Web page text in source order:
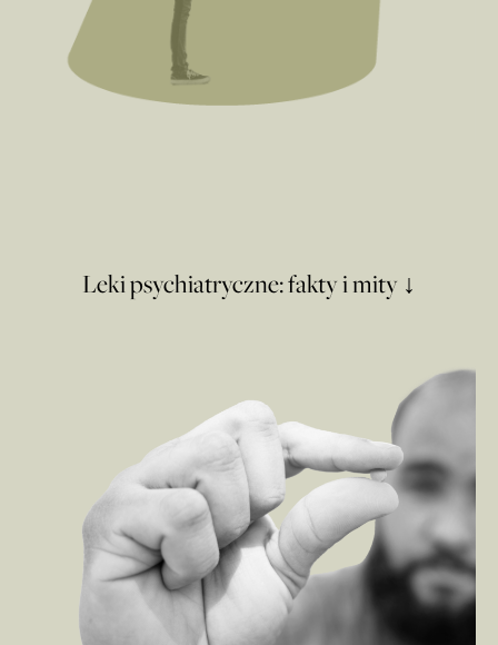
Leki psychiatryczne: fakty i mity ↓